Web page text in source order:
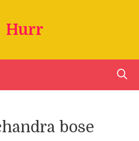
Hurr
bose